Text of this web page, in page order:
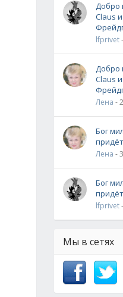
Добро
Claus
lfprivet
Добро
Claus
Лена -
Бог
Лена -
Бог
lfprivet
Мы в сетях